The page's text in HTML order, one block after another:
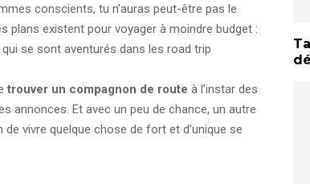
conscients, tu n’auras peut-être pas le
plans existent pour voyager à moindre budget :
se sont aventurés dans les road trip
trouver un compagnon de route à l’instar des
annonces. Et avec un peu de chance, un autre
vivre quelque chose de fort et d’unique se